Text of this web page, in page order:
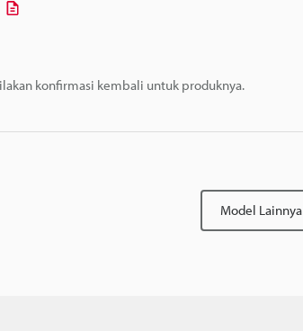
konfirmasi kembali untuk produknya.
Model Lainnya